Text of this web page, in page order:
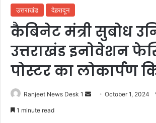
उत्तराखंड देहरादून
कैबिनेट मंत्री सुबोध
उत्तराखंड इनोवेशन
पोस्टर का लोकार्पण
Ranjeet News Desk 1 October 1, 2024
1 minute read